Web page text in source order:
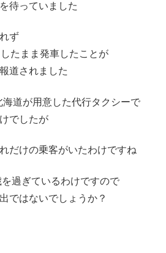
待っていました
ず
たまま発車したことが
道されました
道が用意した代行タクシーで
でしたが
だけの乗客がいたわけですね
過ぎているわけですので
ではないでしょうか？